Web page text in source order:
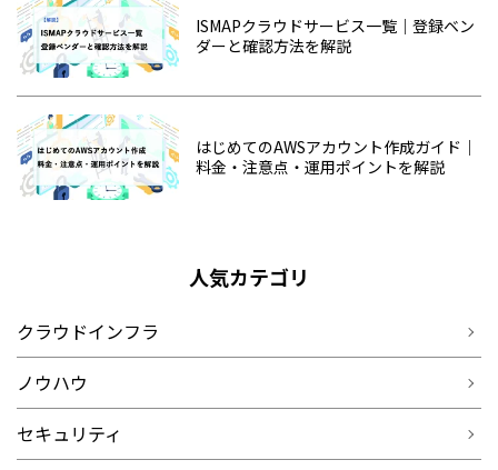
ISMAPクラウドサービス一覧｜登録ベン
ダーと確認方法を解説
はじめてのAWSアカウント作成ガイド｜
料金・注意点・運用ポイントを解説
人気カテゴリ
クラウドインフラ
ノウハウ
セキュリティ